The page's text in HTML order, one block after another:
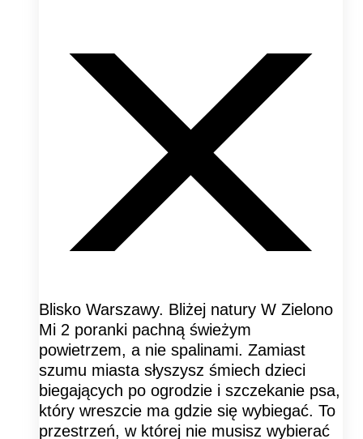
Blisko Warszawy. Bliżej natury W Zielono
Mi 2 poranki pachną świeżym
powietrzem, a nie spalinami. Zamiast
szumu miasta słyszysz śmiech dzieci
biegających po ogrodzie i szczekanie psa,
który wreszcie ma gdzie się wybiegać. To
przestrzeń, w której nie musisz wybierać